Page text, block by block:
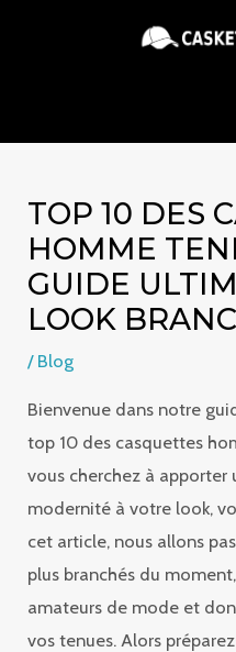
TOP 10 DES
HOMME
GUIDE
LOOK
/ Blog
Bienvenue dans notre
top 10 des casquettes
vous cherchez à
modernité à votre look,
cet article, nous allons
plus branchés du
amateurs de mode et
vos tenues. Alors